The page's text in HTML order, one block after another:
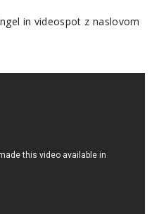
in videospot z naslovom